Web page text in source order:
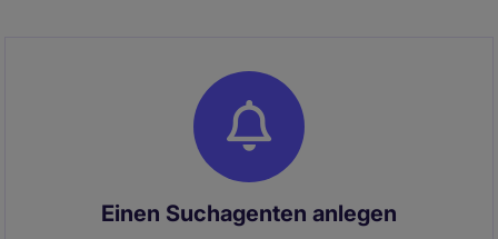
Einen Suchagenten anlegen